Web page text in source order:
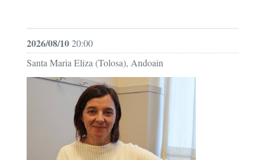
2026/08/1020:00
Santa Maria Eliza (Tolosa), Andoain